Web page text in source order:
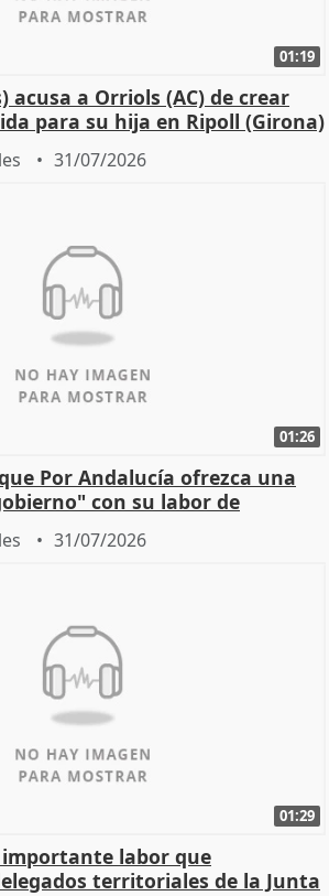
01:19
acusa a Orriols (AC) de crear
para su hija en Ripoll (Girona)
31/07/2026
01:26
Por Andalucía ofrezca una
con su labor de
31/07/2026
01:29
labor que
territoriales de la Junta